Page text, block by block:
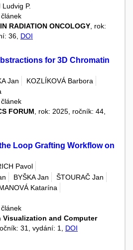
Ludvig P.
RADIATION ONCOLOGY , rok:
36, DOI
for 3D Chromatin
Jan
KOZLÍKOVÁ Barbora
FORUM , rok: 2025, ročník: 44,
Loop Grafting Workflow on
Pavol
BYŠKA Jan
ŠTOURAČ Jan
Katarína
Visualization and Computer
31, vydání: 1, DOI